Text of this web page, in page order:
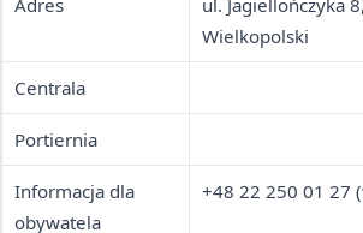
Adres
ul. Jagiellończyka
Wielkopolski
Centrala
Portiernia
Informacja dla
obywatela
+48 22 250 01 27